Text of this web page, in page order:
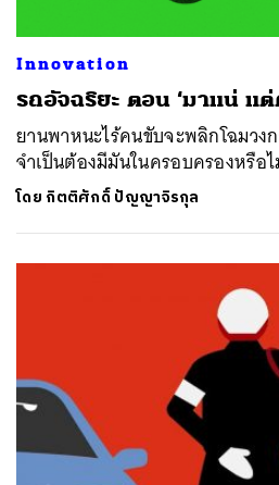
Innovation
รถอัจฉริยะ ตอน ‘มาแน่ แต่
ยานพาหนะไร้คนขับจะพลิกโฉมวง
จำเป็นต้องมีมันในครอบครองหรือ
โดย กิตติศักดิ์ ปัญญาจิรกุล
ค้นหา
SHARE TWEET